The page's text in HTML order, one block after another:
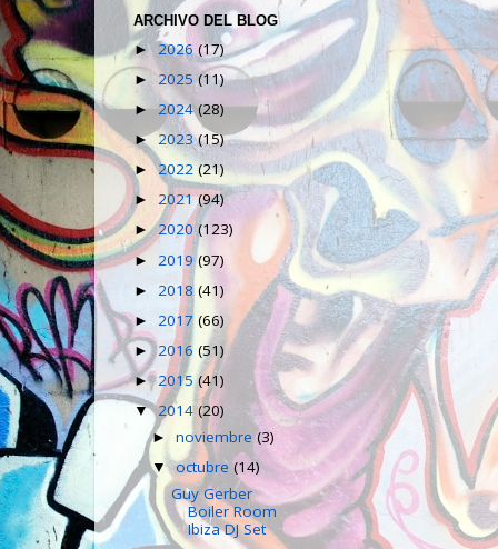
ARCHIVO DEL BLOG
► 2026(17)
► 2025(11)
► 2024(28)
► 2023(15)
►2022(21)
► 2021(94)
►2020(123)
► 2019(97)
► 2018 (41)
► 2017 (66)
► 2016 (51)
►2015(41)
▼2014 (20)
►noviembre(3)
▼octubre(14)
Guy Gerber
Boiler Room
Ibiza DJ Set